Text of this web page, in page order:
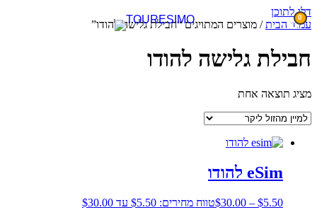
דלג לתוכן
0
עמוד הבית/ מוצרים המתויגים “חבילת גלישה להודו”
חבילת גלישה להודו
מציג תוצאה אחת
eSim להודו
$5.50
–
$30.00 טווח מחירים: ⁦$5.50⁩ עד ⁦$30.00⁩